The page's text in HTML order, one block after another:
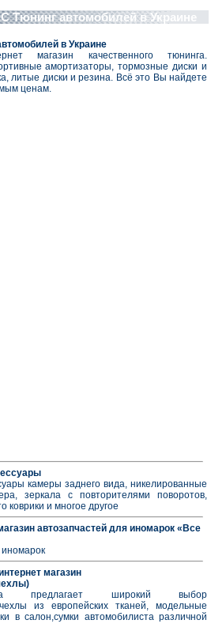
автомобилей в Украине
в Украине
магазин качественного тюнинга.
амортизаторы, тормозные диски и
литые диски и резина. Всё это Вы найдете
ценам.
камеры заднего вида, никелированные
зеркала с повторителями поворотов,
коврики и многое другое
автозапчастей для иномарок «Все
иномарок
магазин
предлагает широкий выбор
из европейских тканей, модельные
в салон,сумки автомобилиста различной